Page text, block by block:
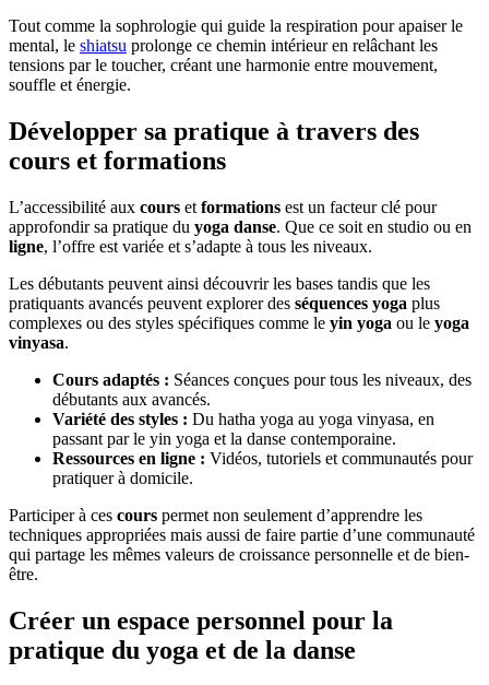
Tout comme la sophrologie qui guide la respiration pour apaiser le
mental, le shiatsu prolonge ce chemin intérieur en relâchant les
tensions par le toucher, créant une harmonie entre mouvement,
souffle et énergie.
Développer sa pratique à travers des
cours et formations
L’accessibilité aux cours et formations est un facteur clé pour
approfondir sa pratique du yoga danse. Que ce soit en studio ou en
ligne, l’offre est variée et s’adapte à tous les niveaux.
Les débutants peuvent ainsi découvrir les bases tandis que les
pratiquants avancés peuvent explorer des séquences yoga plus
complexes ou des styles spécifiques comme le yin yoga ou le yoga
vinyasa.
Cours adaptés : Séances conçues pour tous les niveaux, des
débutants aux avancés.
Variété des styles : Du hatha yoga au yoga vinyasa, en
passant par le yin yoga et la danse contemporaine.
Ressources en ligne : Vidéos, tutoriels et communautés pour
pratiquer à domicile.
Participer à ces cours permet non seulement d’apprendre les
techniques appropriées mais aussi de faire partie d’une communauté
qui partage les mêmes valeurs de croissance personnelle et de bien-
être.
Créer un espace personnel pour la
pratique du yoga et de la danse